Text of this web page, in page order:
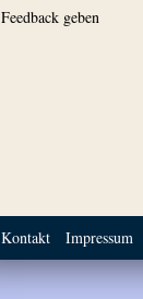
Feedback geben
Kontakt Impressum